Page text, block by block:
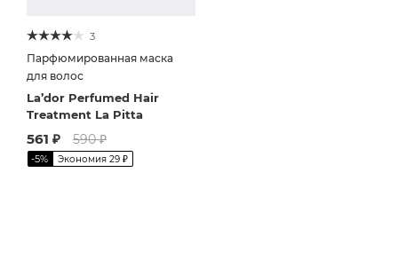
3
Парфюмированная маска
для волос
La’dor Perfumed Hair
Treatment La Pitta
561 ₽ 590₽
-5% Экономия 29 ₽